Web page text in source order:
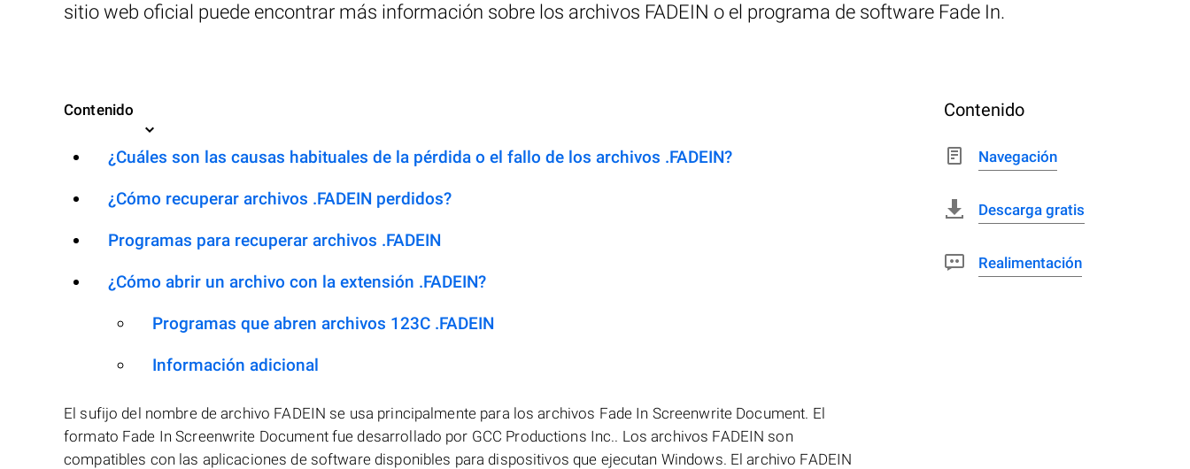
sitio web oficial puede encontrar más información sobre los archivos FADEIN o el programa de software Fade In.
Contenido
¿Cuáles son las causas habituales de la pérdida o el fallo de los archivos .FADEIN?
¿Cómo recuperar archivos .FADEIN perdidos?
Programas para recuperar archivos .FADEIN
¿Cómo abrir un archivo con la extensión .FADEIN?
Programas que abren archivos 123C .FADEIN
Información adicional
El sufijo del nombre de archivo FADEIN se usa principalmente para los archivos Fade In Screenwrite Document. El
formato Fade In Screenwrite Document fue desarrollado por GCC Productions Inc.. Los archivos FADEIN son
compatibles con las aplicaciones de software disponibles para dispositivos que ejecutan Windows. El archivo FADEIN
Contenido
Navegación
Descarga gratis
Realimentación